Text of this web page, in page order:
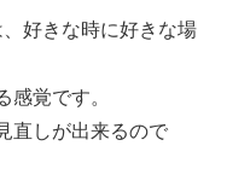
4月から配信できる予
校の子ども達向けの映
トでの資料作成も）
好きな時に好きな場
感覚です。
直しが出来るので